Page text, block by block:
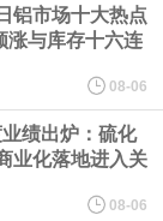
元/吨。
值 3.1%。瑞士7月未
铝市场十大热点
涨与库存十六连
08-06
绩出炉：硫化
业化落地进入关
08-06